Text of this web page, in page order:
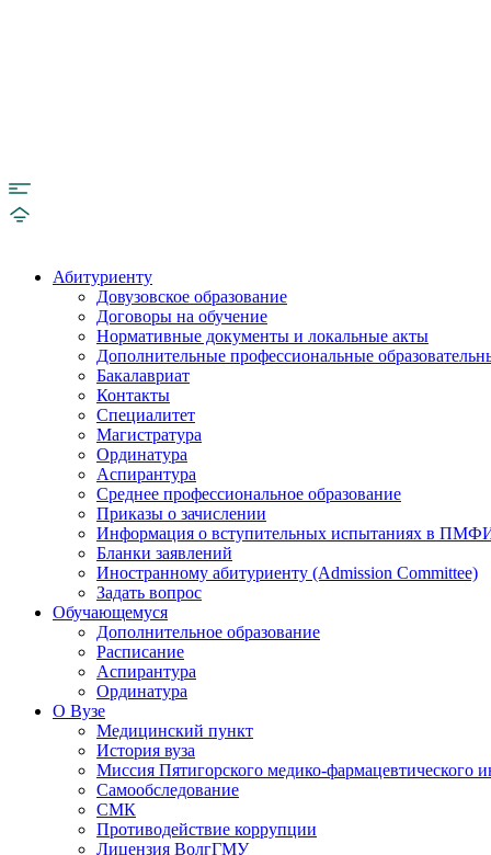
Абитуриенту
Довузовское образование
Договоры на обучение
Нормативные документы и локальные акты
Дополнительные профессиональные
Бакалавриат
Контакты
Специалитет
Магистратура
Ординатура
Аспирантура
Среднее профессиональное образование
Приказы о зачислении
Информация о вступительных испытаниях в
Бланки заявлений
Иностранному абитуриенту (Admission Committee)
Задать вопрос
Обучающемуся
Дополнительное образование
Расписание
Аспирантура
Ординатура
О Вузе
Медицинский пункт
История вуза
Миссия Пятигорского медико-фармацевтического
Самообследование
СМК
Противодействие коррупции
Лицензия ВолгГМУ